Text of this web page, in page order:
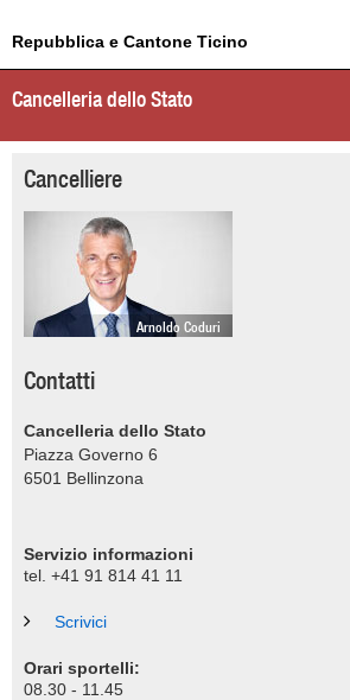
Repubblica e Cantone Ticino
Cancelleria dello Stato
Cancelliere
Arnoldo Coduri
Contatti
Cancelleria dello Stato
Piazza Governo 6
6501 Bellinzona
Servizio informazioni
tel. +41 91 814 41 11
Scrivici
Orari sportelli:
08.30 - 11.45